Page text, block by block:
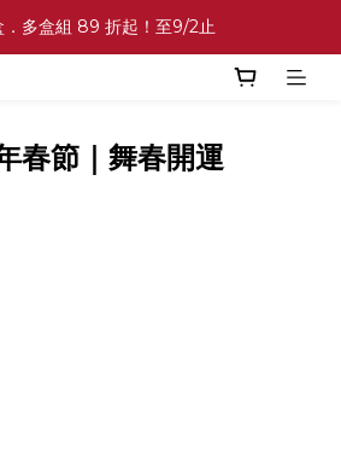
✨滿額最高 86 折起！至9/2止
．多盒組 89 折起！至9/2止
餅買10盒送2盒！加碼至8/31止
春節｜舞春開運